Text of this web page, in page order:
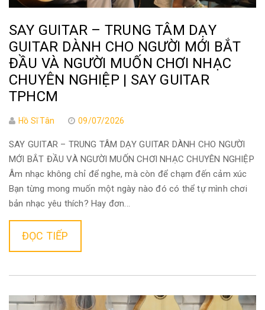
SAY GUITAR – TRUNG TÂM DẠY
GUITAR DÀNH CHO NGƯỜI MỚI BẮT
ĐẦU VÀ NGƯỜI MUỐN CHƠI NHẠC
CHUYÊN NGHIỆP | SAY GUITAR
TPHCM
Hồ Sĩ Tân 09/07/2026
SAY GUITAR – TRUNG TÂM DẠY GUITAR DÀNH CHO NGƯỜI
MỚI BẮT ĐẦU VÀ NGƯỜI MUỐN CHƠI NHẠC CHUYÊN NGHIỆP
Âm nhạc không chỉ để nghe, mà còn để chạm đến cảm xúc
Bạn từng mong muốn một ngày nào đó có thể tự mình chơi
bản nhạc yêu thích? Hay đơn...
ĐỌC TIẾP